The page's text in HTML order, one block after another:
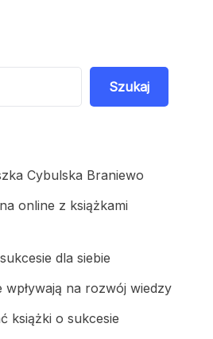
Szukaj
Cybulska Braniewo
online z książkami
dla siebie
na rozwój wiedzy
książki o sukcesie